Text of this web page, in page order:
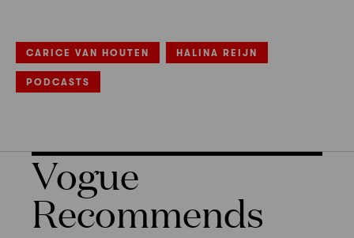
CARICE VAN HOUTEN HALINA REIJN
PODCASTS
Vogue
Recommends